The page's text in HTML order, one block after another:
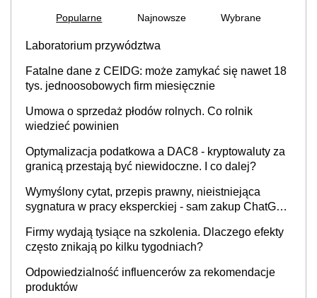
Popularne Najnowsze Wybrane
Laboratorium przywództwa
Fatalne dane z CEIDG: może zamykać się nawet 18
tys. jednoosobowych firm miesięcznie
Umowa o sprzedaż płodów rolnych. Co rolnik
wiedzieć powinien
Optymalizacja podatkowa a DAC8 - kryptowaluty za
granicą przestają być niewidoczne. I co dalej?
Wymyślony cytat, przepis prawny, nieistniejąca
sygnatura w pracy eksperckiej - sam zakup ChatGPT
Firmy wydają tysiące na szkolenia. Dlaczego efekty
często znikają po kilku tygodniach?
Odpowiedzialność influencerów za rekomendacje
produktów